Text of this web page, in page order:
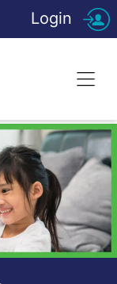
Login